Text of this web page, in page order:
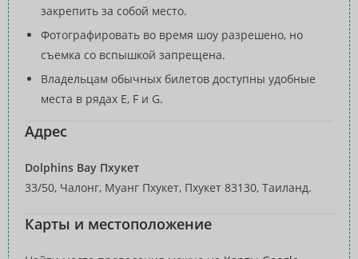
закрепить за собой место.
Фотографировать во время шоу разрешено, но
съемка со вспышкой запрещена.
Владельцам обычных билетов доступны удобные
места в рядах E, F и G.
Адрес
Dolphins Bay Пхукет
33/50, Чалонг, Муанг Пхукет, Пхукет 83130, Таиланд.
Карты и местоположение